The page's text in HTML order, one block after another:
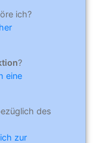
ich?
?
eine
des
zur